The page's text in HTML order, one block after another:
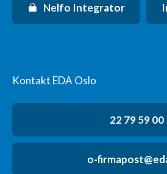
Nelfo Integrator
Kontakt EDA Oslo
22 79 59 00
o-